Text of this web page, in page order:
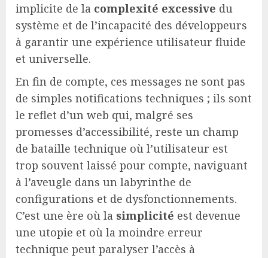
implicite de la complexité excessive du
système et de l’incapacité des développeurs
à garantir une expérience utilisateur fluide
et universelle.
En fin de compte, ces messages ne sont pas
de simples notifications techniques ; ils sont
le reflet d’un web qui, malgré ses
promesses d’accessibilité, reste un champ
de bataille technique où l’utilisateur est
trop souvent laissé pour compte, naviguant
à l’aveugle dans un labyrinthe de
configurations et de dysfonctionnements.
C’est une ère où la simplicité est devenue
une utopie et où la moindre erreur
technique peut paralyser l’accès à